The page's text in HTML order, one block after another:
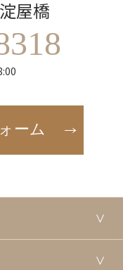
屋橋
ーム